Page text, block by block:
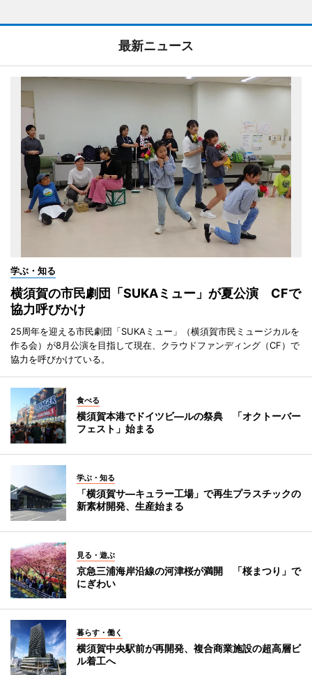
最新ニュース
学ぶ・知る
横須賀の市民劇団「SUKAミュー」が夏公演 CFで
協力呼びかけ
25周年を迎える市民劇団「SUKAミュー」（横須賀市民ミュージカルを
作る会）が8月公演を目指して現在、クラウドファンディング（CF）で
協力を呼びかけている。
食べる
横須賀本港でドイツビ―ルの祭典 「オクトーバー
フェスト」始まる
学ぶ・知る
「横須賀サ―キュラー工場」で再生プラスチックの
新素材開発、生産始まる
見る・遊ぶ
京急三浦海岸沿線の河津桜が満開 「桜まつり」で
にぎわい
暮らす・働く
横須賀中央駅前が再開発、複合商業施設の超高層ビ
ル着工へ